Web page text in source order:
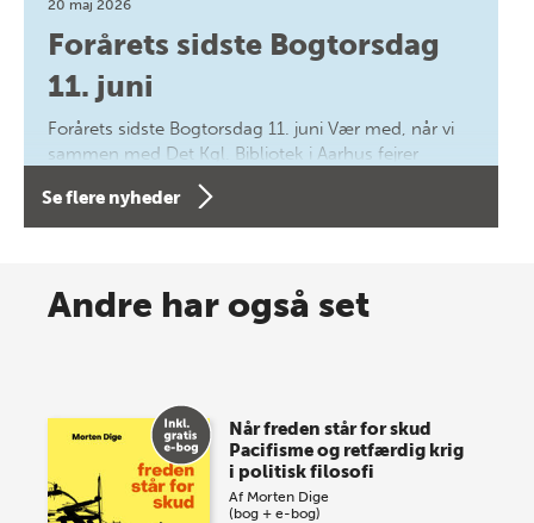
20 maj 2026
Forårets sidste Bogtorsdag
11. juni
Forårets sidste Bogtorsdag 11. juni Vær med, når vi
sammen med Det Kgl. Bibliotek i Aarhus fejrer
forfatterne bag vores nyes…
Spar op til 70% til sommer-
store sommer-lagersalg, så sæt kryds i kalenderen
onsdag den 10. j…
Se flere nyheder
Andre har også set
Når freden står for skud
Pacifisme og retfærdig krig
i politisk filosofi
Af Morten Dige
(bog + e-bog)